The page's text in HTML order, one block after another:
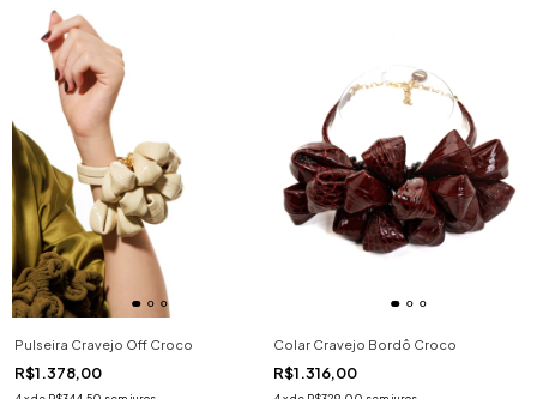
Pulseira Cravejo Off Croco
R$1.378,00
Colar Cravejo Bordô Croco
R$1.316,00